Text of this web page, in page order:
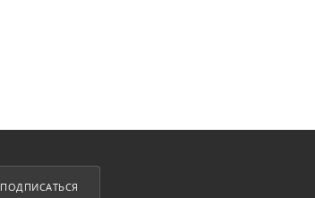
ПОДПИСАТЬСЯ